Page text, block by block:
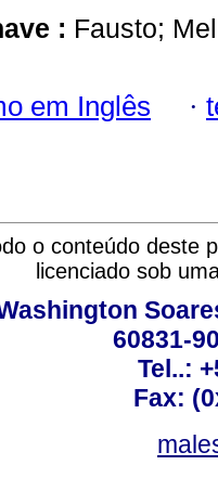
: Fausto;
em Inglês ·
o conteúdo deste
licenciado sob
60831-
Tel..:
Fax: